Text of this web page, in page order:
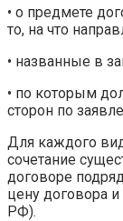
• о предмете
то, на что
• названные в
• по которым
сторон по
Для каждого
сочетание
договоре
цену договора
РФ).